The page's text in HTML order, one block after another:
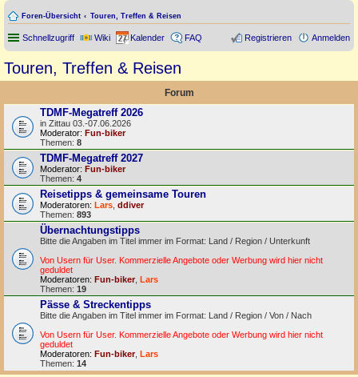
Foren-Übersicht Touren, Treffen & Reisen
Schnellzugriff Wiki Kalender FAQ Anmelden
Registrieren
Touren, Treffen & Reisen
Forum
TDMF-Megatreff 2026
in Zittau 03.-07.06.2026
Moderator: Fun-biker
Themen: 8
TDMF-Megatreff 2027
Moderator: Fun-biker
Themen: 4
Reisetipps & gemeinsame Touren
Moderatoren: Lars ddiver
Themen: 893
Übernachtungstipps
Bitte die Angaben im Titel immer im Format: Land / Region / Unterkunft
Von Usern für User. Kommerzielle Angebote oder Werbung wird hier nicht
geduldet
Moderatoren: Fun-biker Lars
Themen: 19
Pässe & Streckentipps
Bitte die Angaben im Titel immer im Format: Land / Region / Von / Nach
Von Usern für User. Kommerzielle Angebote oder Werbung wird hier nicht
geduldet
Moderatoren: Fun-biker, Lars
Themen: 14